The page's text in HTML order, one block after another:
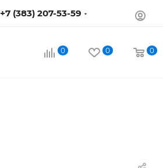
+7 (383) 207-53-59
0 0 0